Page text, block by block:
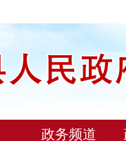
政务频道